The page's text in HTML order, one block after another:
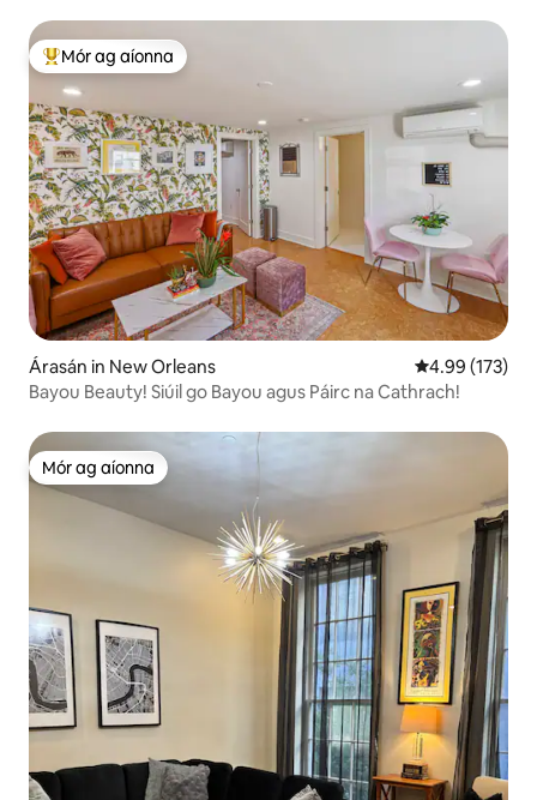
An-mhór ag aíonna
Mór ag aíonna
Árasán in New Orleans Meánrátáil
4.99 (173)
Bayou Beauty! Siúil go Bayou agus Páirc na Cathrach!
Mór ag aíonna
Mór ag aíonna